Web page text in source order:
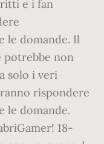
e i fan
le domande. Il
potrebbe non
solo i veri
rispondere
le domande.
18-